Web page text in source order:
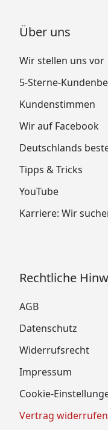
Über uns
Wir stellen uns vor
5-Sterne-
Kundenstimmen
Wir auf Facebook
Deutschlands
Tipps & Tricks
YouTube
Karriere: Wir
Rechtliche
AGB
Datenschutz
Widerrufsrecht
Impressum
Cookie-
Vertrag widerrufen